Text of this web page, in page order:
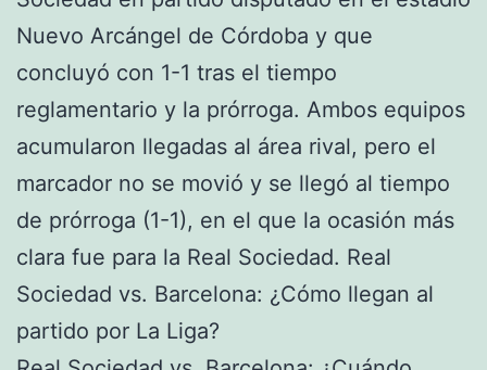
Nuevo Arcángel de Córdoba y que
concluyó con 1-1 tras el tiempo
reglamentario y la prórroga. Ambos equipos
acumularon llegadas al área rival, pero el
marcador no se movió y se llegó al tiempo
de prórroga (1-1), en el que la ocasión más
clara fue para la Real Sociedad. Real
Sociedad vs. Barcelona: ¿Cómo llegan al
partido por La Liga?